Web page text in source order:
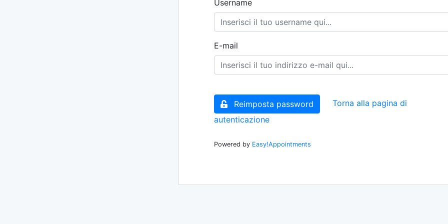
Username
E-mail
Reimposta password
Torna alla pagina di
autenticazione
Powered by Easy!Appointments